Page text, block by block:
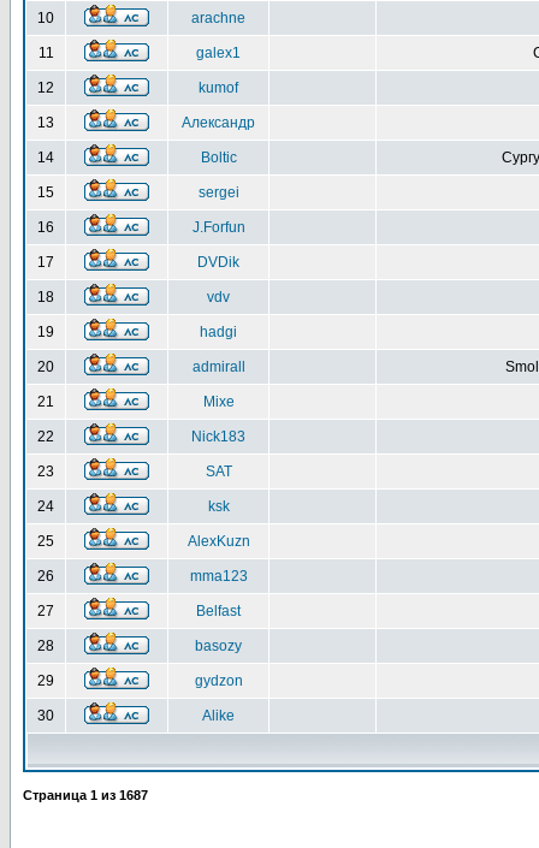
10 arachne
11 galex1
12 kumof
13 Александр
14 Boltic
15 sergei
16 J.Forfun
17 DVDik
18 vdv
19 hadgi
20 admirall
21 Mixe
22 Nick183
23 SAT
24 ksk
25 AlexKuzn
26 mma123
27 Belfast
28 basozy
29 gydzon
30 Alike
Страница 1 из 1687